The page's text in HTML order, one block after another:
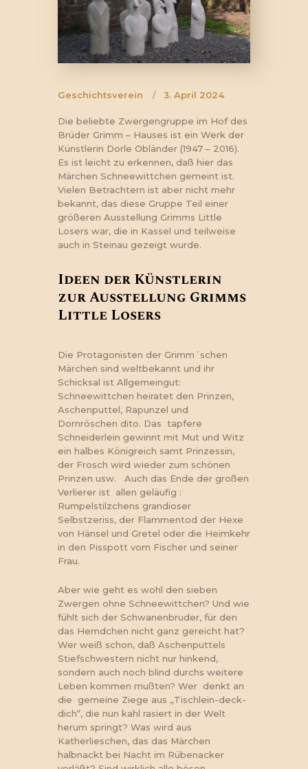
Geschichtsverein 3. April 2024
Die beliebte Zwergengruppe im Hof des
Brüder Grimm – Hauses ist ein Werk der
Künstlerin Dorle Obländer (1947 – 2016).
Es ist leicht zu erkennen, daß hier das
Märchen Schneewittchen gemeint ist.
Vielen Betrachtern ist aber nicht mehr
bekannt, das diese Gruppe Teil einer
größeren Ausstellung Grimms Little
Losers war, die in Kassel und teilweise
auch in Steinau gezeigt wurde.
Ideen der Künstlerin
zur Ausstellung Grimms
Little Losers
Die Protagonisten der Grimm´schen
Märchen sind weltbekannt und ihr
Schicksal ist Allgemeingut:
Schneewittchen heiratet den Prinzen,
Aschenputtel, Rapunzel und
Dornröschen dito. Das tapfere
Schneiderlein gewinnt mit Mut und Witz
ein halbes Königreich samt Prinzessin,
der Frosch wird wieder zum schönen
Prinzen usw. Auch das Ende der großen
Verlierer ist allen geläufig :
Rumpelstilzchens grandioser
Selbstzeriss, der Flammentod der Hexe
von Hänsel und Gretel oder die Heimkehr
in den Pisspott vom Fischer und seiner
Frau.
Aber wie geht es wohl den sieben
Zwergen ohne Schneewittchen? Und wie
fühlt sich der Schwanenbruder, für den
das Hemdchen nicht ganz gereicht hat?
Wer weiß schon, daß Aschenputtels
Stiefschwestern nicht nur hinkend,
sondern auch noch blind durchs weitere
Leben kommen mußten? Wer denkt an
die gemeine Ziege aus „Tischlein-deck-
dich“, die nun kahl rasiert in der Welt
herum springt? Was wird aus
Katherlieschen, das das Märchen
halbnackt bei Nacht im Rübenacker